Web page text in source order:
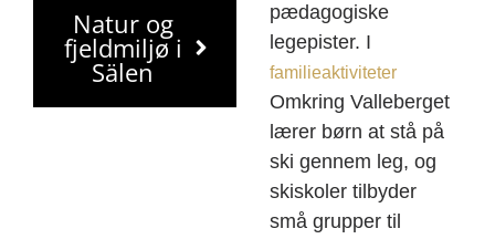
Natur og
fjeldmiljø i
Sälen
pædagogiske
legepister. I
familieaktiviteter
Omkring Valleberget
lærer børn at stå på
ski gennem leg, og
skiskoler tilbyder
små grupper til